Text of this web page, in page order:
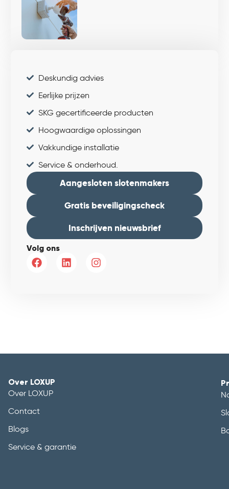
Deskundig advies
Eerlijke prijzen
SKG gecertificeerde producten
Hoogwaardige oplossingen
Vakkundige installatie
Service & onderhoud.
Aangesloten slotenmakers
Gratis beveiligingscheck
Inschrijven nieuwsbrief
Volg ons
Over LOXUP
Over LOXUP
Contact
Blogs
Service & garantie